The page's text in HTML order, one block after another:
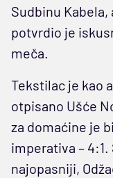
Sudbinu
potvrdio je
meča.
Tekstilac je kao
otpisano Ušće
za domaćine je
imperativa –
najopasniji,